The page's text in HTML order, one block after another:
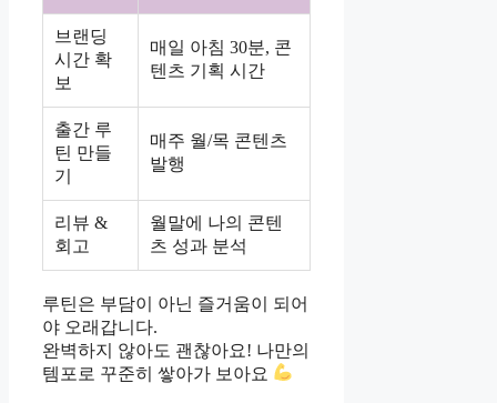
브랜딩
시간 확
보
매일 아침 30분, 콘
텐츠 기획 시간
출간 루
틴 만들
기
매주 월/목 콘텐츠
발행
리뷰 &
회고
월말에 나의 콘텐
츠 성과 분석
루틴은 부담이 아닌 즐거움이 되어
야 오래갑니다.
완벽하지 않아도 괜찮아요! 나만의
템포로 꾸준히 쌓아가 보아요